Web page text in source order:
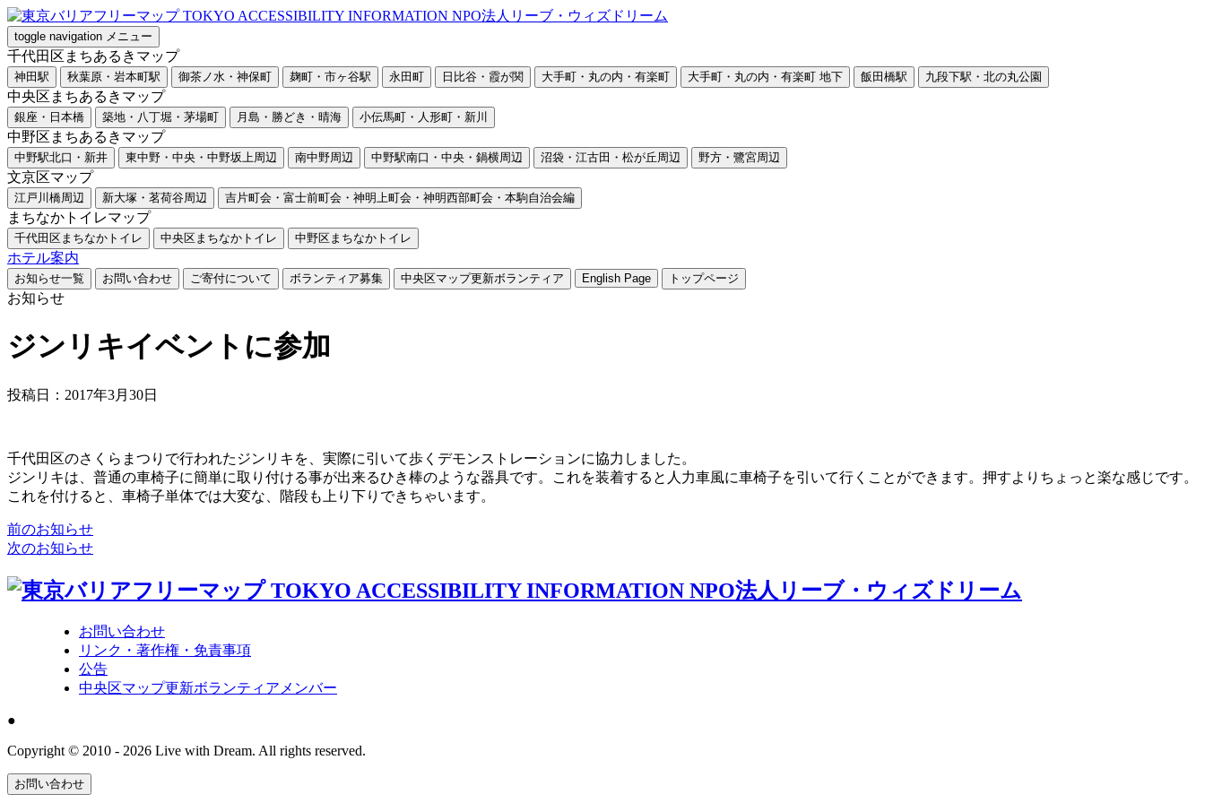
toggle navigation メニュー
千代田区まちあるきマップ
神田駅 秋葉原・岩本町駅 御茶ノ水・神保町 麹町・市ヶ谷駅 永田町 日比谷・霞が関 大手町・丸の内・有楽町 大手町・丸の内・有楽町 地下 飯田橋駅 九段下駅・北の丸公園
中央区まちあるきマップ
銀座・日本橋 築地・八丁堀・茅場町 月島・勝どき・晴海 小伝馬町・人形町・新川
中野区まちあるきマップ
中野駅北口・新井 東中野・中央・中野坂上周辺 南中野周辺 中野駅南口・中央・鍋横周辺 沼袋・江古田・松が丘周辺 野方・鷺宮周辺
文京区マップ
江戸川橋周辺 新大塚・茗荷谷周辺 吉片町会・富士前町会・神明上町会・神明西部町会・本駒自治会編
まちなかトイレマップ
千代田区まちなかトイレ 中央区まちなかトイレ 中野区まちなかトイレ
ホテル案内
お知らせ一覧 お問い合わせ ご寄付について ボランティア募集 中央区マップ更新ボランティア English Page トップページ
お知らせ
ジンリキイベントに参加
投稿日：2017年3月30日
千代田区のさくらまつりで行われたジンリキを、実際に引いて歩くデモンストレーションに協力しました。
ジンリキは、普通の車椅子に簡単に取り付ける事が出来るひき棒のような器具です。これを装着すると人力車風に車椅子を引いて行くことができます。押すよりちょっと楽な感じです。
これを付けると、車椅子単体では大変な、階段も上り下りできちゃいます。
前のお知らせ
次のお知らせ
お問い合わせ
リンク・著作権・免責事項
公告
中央区マップ更新ボランティアメンバー
●
Copyright © 2010 - 2026 Live with Dream. All rights reserved.
お問い合わせ